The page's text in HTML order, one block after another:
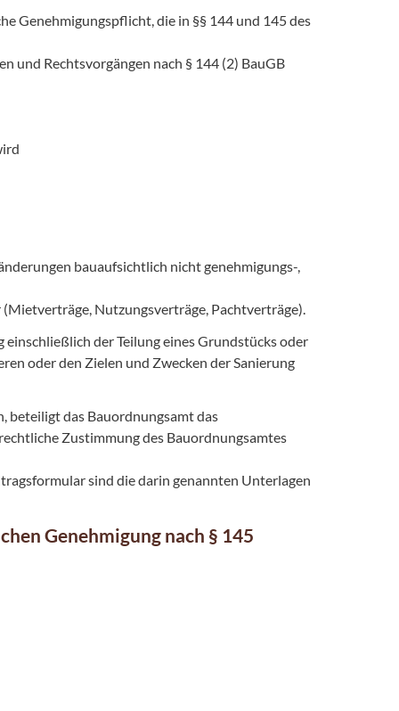
Genehmigungspflicht, die in §§ 144 und 145 des
und Rechtsvorgängen nach § 144 (2) BauGB
bauaufsichtlich nicht genehmigungs-,
Nutzungsverträge, Pachtverträge).
der Teilung eines Grundstücks oder
oder den Zielen und Zwecken der Sanierung
beteiligt das Bauordnungsamt das
Zustimmung des Bauordnungsamtes
sind die darin genannten Unterlagen
Genehmigung nach § 145